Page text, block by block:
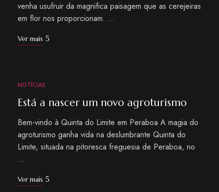
venha usufruir da magnifica paisagem que as cerejeiras
em flor nos proporcionam. …
Ver mais
DEZ
NOTÍCIAS
Está a nascer um novo agroturismo
Bem-vindo à Quinta do Limite em Peraboa A magia do
agroturismo ganha vida na deslumbrante Quinta do
Limite, situada na pitoresca freguesia de Peraboa, no
…
Ver mais